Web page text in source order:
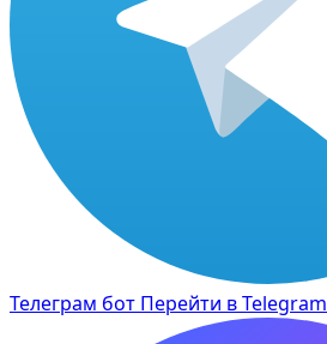
Телеграм бот Перейти в Telegram